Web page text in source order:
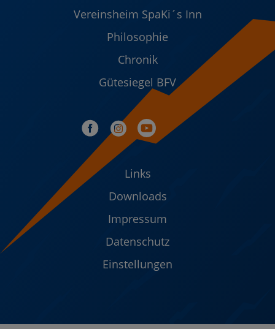
Vereinsheim SpaKi´s Inn
Philosophie
Chronik
Gütesiegel BFV
Links
Downloads
Impressum
Datenschutz
Einstellungen